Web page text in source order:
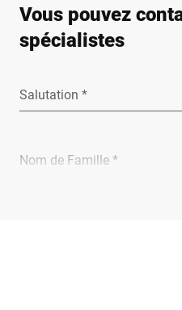
Vous pouvez
spécialistes
Salutation *
Nom de Famille *